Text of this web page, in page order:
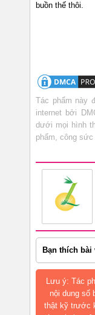
buồn thế thôi.
Tác phẩm này
internet bởi
dưới mọi hình
phẩm, công
Bạn thích bài
Lưu ý: Tác
nội dung số
thật kỹ trước